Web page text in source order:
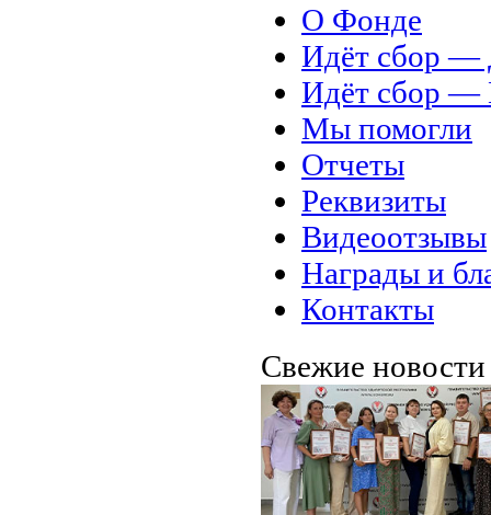
О Фонде
Идёт сбор
Идёт сбор
Мы помогли
Отчеты
Реквизиты
Видеоотзывы
Награды и
Контакты
Свежие